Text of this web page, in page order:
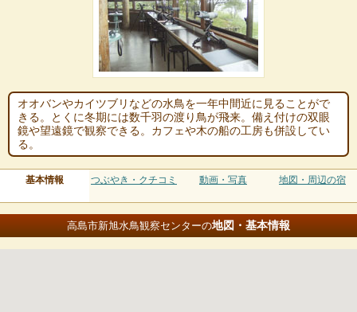
オオバンやカイツブリなどの水鳥を一年中間近に見ることがで
きる。とくに冬期には数千羽の渡り鳥が飛来。備え付けの双眼
鏡や望遠鏡で観察できる。カフェや木の船の工房も併設してい
る。
基本情報 つぶやき・クチコミ 動画・写真 地図・周辺の宿
高島市新旭水鳥観察センターの地図・基本情報